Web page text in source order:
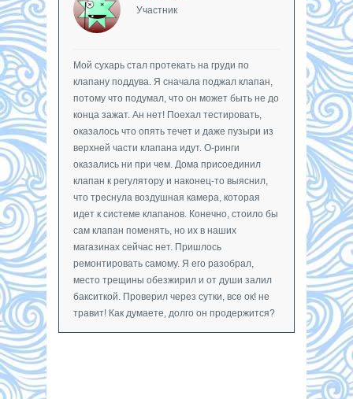
Участник
Мой сухарь стал протекать на груди по
клапану поддува. Я сначала поджал клапан,
потому что подумал, что он может быть не до
конца зажат. Ан нет! Поехал тестировать,
оказалось что опять течет и даже пузыри из
верхней части клапана идут. О-ринги
оказались ни при чем. Дома присоединил
клапан к регулятору и наконец-то выяснил,
что треснула воздушная камера, которая
идет к системе клапанов. Конечно, стоило бы
сам клапан поменять, но их в наших
магазинах сейчас нет. Пришлось
ремонтировать самому. Я его разобрал,
место трещины обезжирил и от души залил
бакситкой. Проверил через сутки, все ок! не
травит! Как думаете, долго он продержится?